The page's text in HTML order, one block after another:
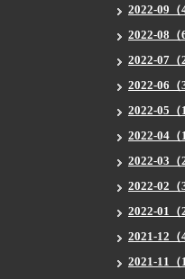
2022-09（4
2022-08（6
2022-07（2
2022-06（3
2022-05（1
2022-04（1
2022-03（2
2022-02（3
2022-01（2
2021-12（4
2021-11（1